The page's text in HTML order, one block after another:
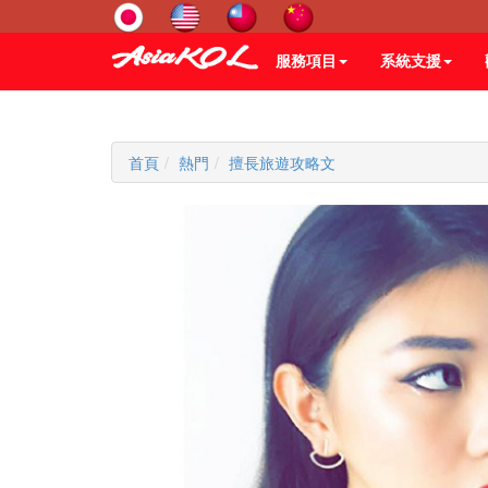
服務項目 系統支援
首頁 熱門 擅長旅遊攻略文